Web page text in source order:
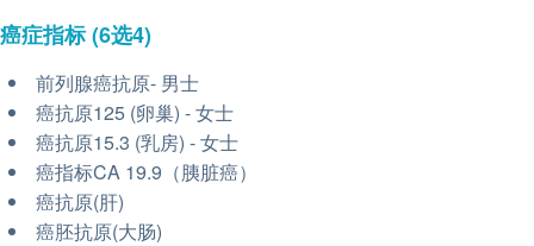
癌症指标(6选4)
前列腺癌抗原- 男士
癌抗原125 (卵巢) - 女士
癌抗原15.3 (乳房) - 女士
癌指标CA 19.9（胰脏癌）
癌抗原(肝)
癌胚抗原(大肠)